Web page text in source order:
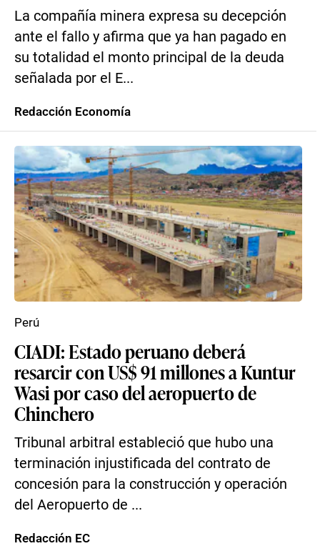
La compañía minera expresa su decepción
ante el fallo y afirma que ya han pagado en
su totalidad el monto principal de la deuda
señalada por el E...
Redacción Economía
CIADI: Estado peruano deberá
resarcir con US$ 91 millones a Kuntur
Wasi por caso del aeropuerto de
Chinchero
Tribunal arbitral estableció que hubo una
terminación injustificada del contrato de
concesión para la construcción y operación
del Aeropuerto de ...
Perú
Redacción EC